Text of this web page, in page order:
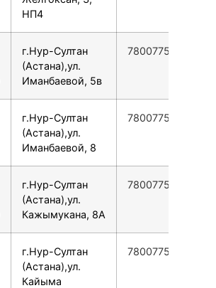
НП4
г.Нур-Султан
(Астана),ул.
Иманбаевой, 5в
78007753553
г.Нур-Султан
(Астана),ул.
Иманбаевой, 8
78007753553
г.Нур-Султан
(Астана),ул.
Кажымукана, 8А
78007753553
г.Нур-Султан
(Астана),ул.
Кайыма
78007753553